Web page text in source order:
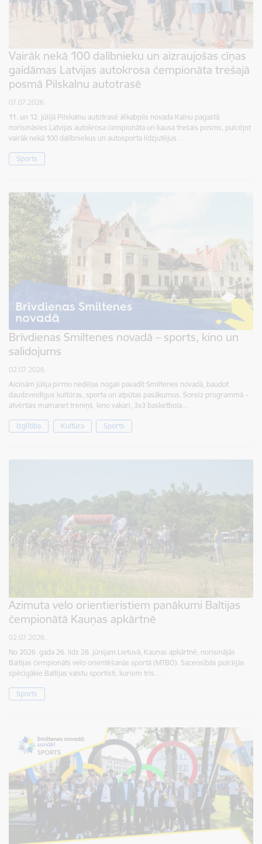
Vairāk nekā 100 dalībnieku un aizraujošas cīņas
gaidāmas Latvijas autokrosa čempionāta trešajā
posmā Pilskalnu autotrasē
07.07.2026.
11. un 12. jūlijā Pilskalnu autotrasē Jēkabpils novada Kalnu pagastā
norisināsies Latvijas autokrosa čempionāta un kausa trešais posms, pulcējot
vairāk nekā 100 dalībniekus un autosporta līdzjutējus…
Sports
Brīvdienas Smiltenes novadā – sports, kino un
salidojums
02.07.2026.
Aicinām jūlija pirmo nedēļas nogali pavadīt Smiltenes novadā, baudot
daudzveidīgus kultūras, sporta un atpūtas pasākumus. Šoreiz programmā –
atvērtais mamanet treniņš, kino vakari, 3x3 basketbola…
Izglītība Kultūra Sports
Azimuta velo orientieristiem panākumi Baltijas
čempionātā Kauņas apkārtnē
02.07.2026.
No 2026. gada 26. līdz 28. jūnijam Lietuvā, Kauņas apkārtnē, norisinājās
Baltijas čempionāts velo orientēšanās sportā (MTBO). Sacensībās pulcējās
spēcīgākie Baltijas valstu sportisti, kuriem trīs…
Sports